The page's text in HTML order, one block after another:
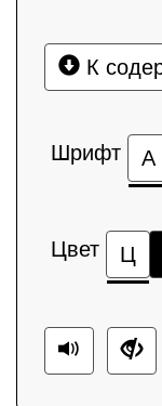
К
Шрифт А
Цвет Ц